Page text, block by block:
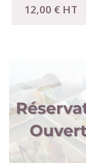
12,00 € HT